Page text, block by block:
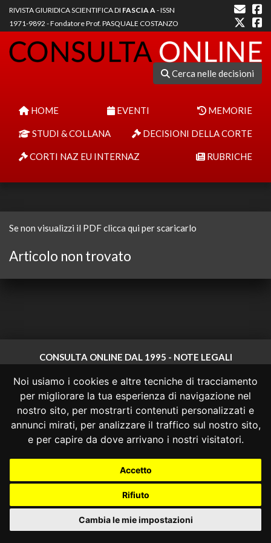
Noi usiamo i cookies e altre tecniche di tracciamento
per migliorare la tua esperienza di navigazione nel
nostro sito, per mostrarti contenuti personalizzati e
annunci mirati, per analizzare il traffico sul nostro sito,
e per capire da dove arrivano i nostri visitatori.
Accetto
Rifiuto
Cambia le mie impostazioni
RIVISTA GIURIDICA SCIENTIFICA DI FASCIA A- ISSN
1971-9892 - Fondatore Prof. PASQUALE COSTANZO
Cerca nelle decisioni
HOME EVENTI MEMORIE
STUDI & COLLANA DECISIONI DELLA CORTE
CORTI NAZ EU INTERNAZ RUBRICHE
Se non visualizzi il PDF clicca qui per scaricarlo
Articolo non trovato
CONSULTA ONLINE DAL 1995 - NOTE LEGALI
Consulta OnLine non ha prodotto e non è responsabile per i contenuti e
le informazioni legali di siti collegati.
La consultazione di questi o del materiale contenuto nel sito non
costituisce una relazione di consulenza legale.
Nessuno deve confidare o agire in base alle informazioni disponibili in
questo sito senza una consulenza legale professionale.
Consulta OnLine|